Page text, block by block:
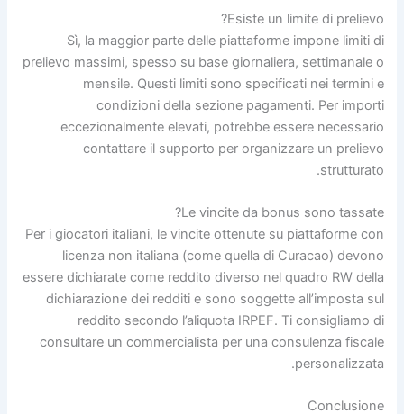
Esiste un limite di prelievo?
Sì, la maggior parte delle piattaforme impone limiti di
prelievo massimi, spesso su base giornaliera, settimanale o
mensile. Questi limiti sono specificati nei termini e
condizioni della sezione pagamenti. Per importi
eccezionalmente elevati, potrebbe essere necessario
contattare il supporto per organizzare un prelievo
strutturato.
Le vincite da bonus sono tassate?
Per i giocatori italiani, le vincite ottenute su piattaforme con
licenza non italiana (come quella di Curacao) devono
essere dichiarate come reddito diverso nel quadro RW della
dichiarazione dei redditi e sono soggette all’imposta sul
reddito secondo l’aliquota IRPEF. Ti consigliamo di
consultare un commercialista per una consulenza fiscale
personalizzata.
Conclusione